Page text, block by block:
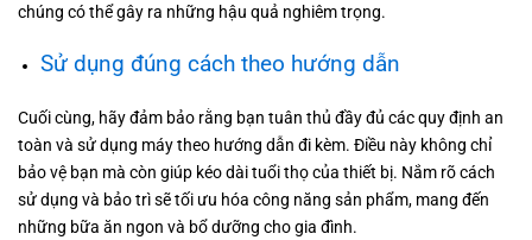
chúng có thể gây ra những hậu quả nghiêm trọng.
Sử dụng đúng cách theo hướng dẫn
Cuối cùng, hãy đảm bảo rằng bạn tuân thủ đầy đủ các quy định an
toàn và sử dụng máy theo hướng dẫn đi kèm. Điều này không chỉ
bảo vệ bạn mà còn giúp kéo dài tuổi thọ của thiết bị. Nắm rõ cách
sử dụng và bảo trì sẽ tối ưu hóa công năng sản phẩm, mang đến
những bữa ăn ngon và bổ dưỡng cho gia đình.